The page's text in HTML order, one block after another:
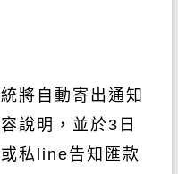
將自動寄出通知
說明，並於3日
或私line告知匯款